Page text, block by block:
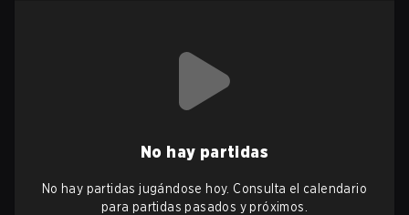
No hay partidas
No hay partidas jugándose hoy. Consulta el calendario
para partidas pasados y próximos.